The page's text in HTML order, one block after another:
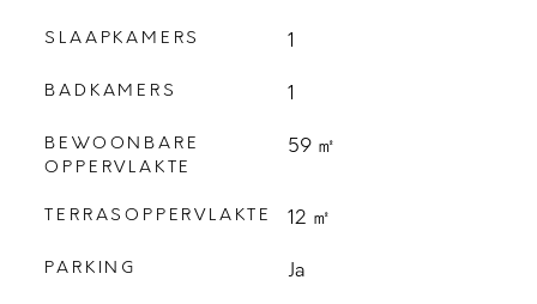
SLAAPKAMERS 1
BADKAMERS 1
BEWOONBARE
OPPERVLAKTE
59 ㎡
TERRASOPPERVLAKTE 12 ㎡
PARKING Ja